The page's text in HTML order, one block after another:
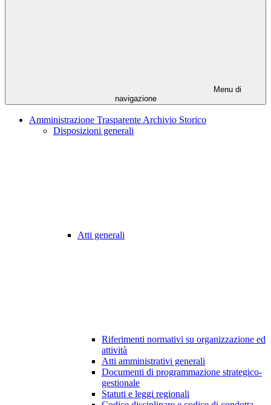
Menu di
navigazione
Amministrazione Trasparente Archivio Storico
Disposizioni generali
Atti generali
Riferimenti normativi su organizzazione ed
attività
Atti amministrativi generali
Documenti di programmazione strategico-
gestionale
Statuti e leggi regionali